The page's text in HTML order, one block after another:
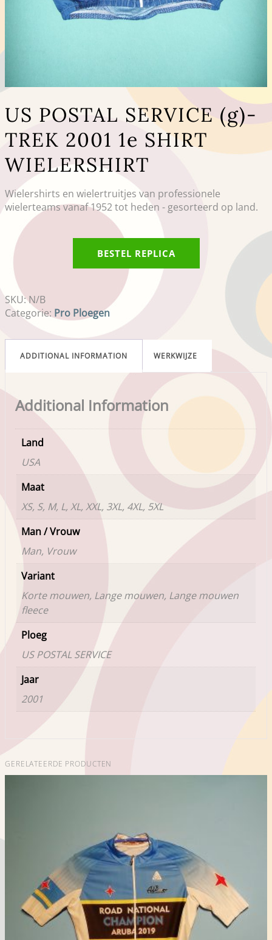
US POSTAL SERVICE (g)-
TREK 2001 1e SHIRT
WIELERSHIRT
Wielershirts en wielertruitjes van professionele
wielerteams vanaf 1952 tot heden - gesorteerd op land.
BESTEL REPLICA
SKU:N/B
Categorie: Pro Ploegen
ADDITIONAL INFORMATION WERKWIJZE
Additional Information
Land
USA
Maat
XS, S, M, L, XL, XXL, 3XL, 4XL, 5XL
Man / Vrouw
Man, Vrouw
Variant
Korte mouwen, Lange mouwen, Lange mouwen
fleece
Ploeg
US POSTAL SERVICE
Jaar
2001
GERELATEERDE PRODUCTEN